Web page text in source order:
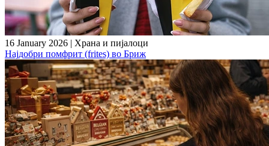
16 January 2026 | Храна и пијалоци
Најдобри помфрит (frites) во Бриж